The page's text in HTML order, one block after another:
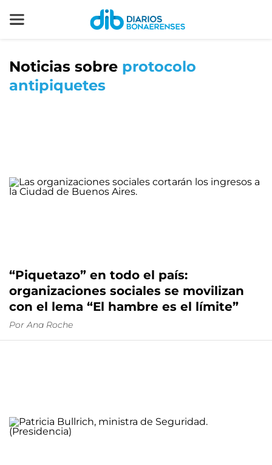
Noticias sobre protocolo
antipiquetes
“Piquetazo” en todo el país:
organizaciones sociales se movilizan
con el lema “El hambre es el límite”
Por Ana Roche